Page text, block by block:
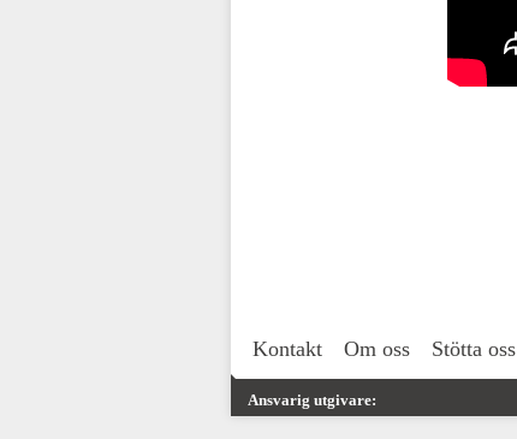
Kontakt Om oss Stötta oss
Ansvarig utgivare: